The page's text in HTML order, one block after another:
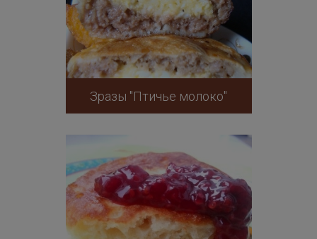
Зразы "Птичье молоко"